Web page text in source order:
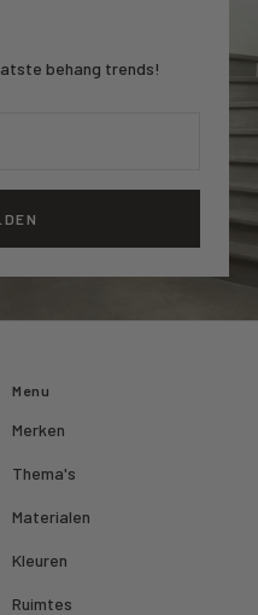
behang trends!
Menu
Merken
Thema's
Materialen
Kleuren
Ruimtes